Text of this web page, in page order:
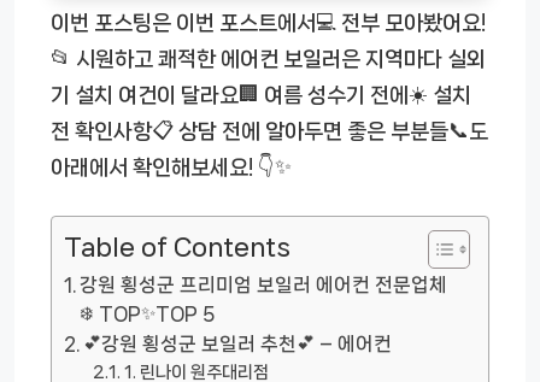
이번 포스팅은 이번 포스트에서💻 전부 모아봤어요!
📂 시원하고 쾌적한 에어컨 보일러은 지역마다 실외
기 설치 여건이 달라요🏢 여름 성수기 전에☀️ 설치
전 확인사항📋 상담 전에 알아두면 좋은 부분들📞도
아래에서 확인해보세요! 👇✨
Table of Contents
강원 횡성군 프리미엄 보일러 에어컨 전문업체
❄️ TOP✨TOP 5
💕강원 횡성군 보일러 추천💕 – 에어컨
1. 린나이 원주대리점